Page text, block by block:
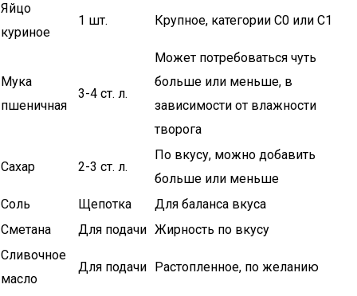
Яйцо
куриное
1 шт. Крупное, категории С0 или С1
Мука
пшеничная
3-4 ст. л.
Может потребоваться чуть
больше или меньше, в
зависимости от влажности
творога
Сахар 2-3 ст. л.
По вкусу, можно добавить
больше или меньше
Соль
Щепотка
Для баланса вкуса
Сметана
Для подачи Жирность по вкусу
Сливочное
масло
Для подачи Растопленное, по желанию